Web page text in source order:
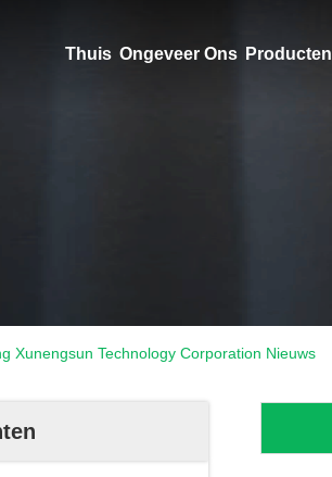
Thuis Ongeveer Ons Producten
Xunengsun Technology Corporation Nieuws